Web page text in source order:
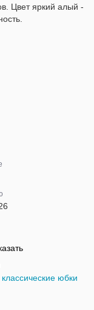
Цвет яркий алый -
юбки